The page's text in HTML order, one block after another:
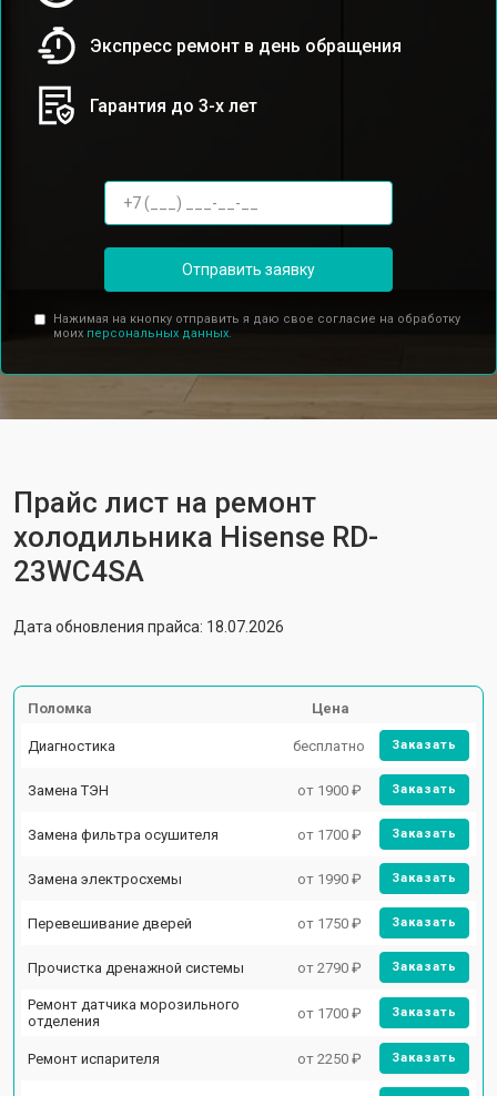
Экспресс ремонт в день обращения
Гарантия до 3-х лет
Отправить заявку
Нажимая на кнопку отправить я даю свое согласие на обработку
моих персональных данных.
Прайс лист на ремонт
холодильника Hisense RD-
23WC4SA
Дата обновления прайса: 18.07.2026
Поломка Цена
Диагностика бесплатно Заказать
Замена ТЭН от 1900 ₽ Заказать
Замена фильтра осушителя от 1700 ₽ Заказать
Замена электросхемы от 1990 ₽ Заказать
Перевешивание дверей от 1750 ₽ Заказать
Прочистка дренажной системы от 2790 ₽ Заказать
Ремонт датчика морозильного
отделения
от 1700 ₽ Заказать
Ремонт испарителя от 2250 ₽ Заказать